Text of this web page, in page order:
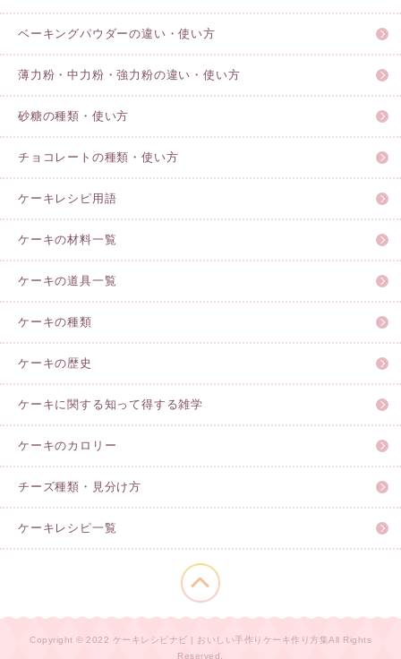
ベーキングパウダーの違い・使い方
薄力粉・中力粉・強力粉の違い・使い方
砂糖の種類・使い方
チョコレートの種類・使い方
ケーキレシピ用語
ケーキの材料一覧
ケーキの道具一覧
ケーキの種類
ケーキの歴史
ケーキに関する知って得する雑学
ケーキのカロリー
チーズ種類・見分け方
ケーキレシピ一覧
Copyright © 2022 ケーキレシピナビ | おいしい手作りケーキ作り方集All Rights
Reserved.